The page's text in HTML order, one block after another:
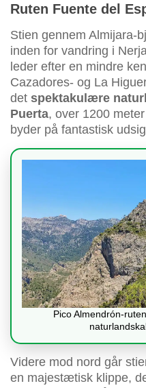
Ruten Fuente del
Stien gennem Almijara-
inden for vandring i
leder efter en mindre
Cazadores- og La
det spektakulære
Puerta, over 1200
byder på fantastisk
Pico Almendrón-
Videre mod nord går
en majestætisk klippe,